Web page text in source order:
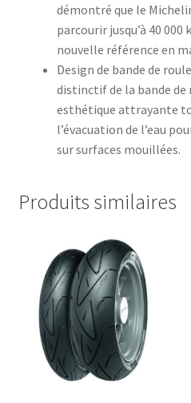
démontré que le
parcourir jusqu’à 40
nouvelle référence en
Design de bande de
distinctif de la bande
esthétique attrayante
l’évacuation de l’eau
sur surfaces mouillées.
Produits similaires